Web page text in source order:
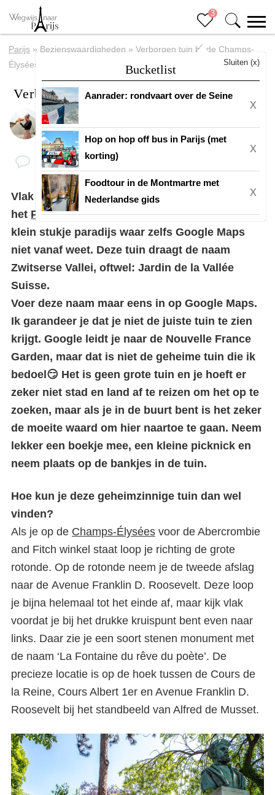
3
Bucketlist
Sluiten (x)
Aanrader: rondvaart over de Seine
X
Hop on hop off bus in Parijs (met
korting)
X
Foodtour in de Montmartre met
Nederlandse gids
X
Parijs » Bezienswaardigheden » Verborgen tuin bij de Champs-
Élysées
Verborgen tuin bij de Champs-Élysées
DoorEline
Vlak bij deChamps-Élyséesen in de buurt van
het Palais de la Découvertebevindt zich een
klein stukje paradijs waar zelfs Google Maps
niet vanaf weet. Deze tuin draagt de naam
Zwitserse Vallei, oftwel: Jardin de la Vallée
Suisse.
Voer deze naam maar eens in op Google Maps.
Ik garandeer je dat je niet de juiste tuin te zien
krijgt. Google leidt je naar de Nouvelle France
Garden, maar dat is niet de geheime tuin die ik
bedoel😏 Het is geen grote tuin en je hoeft er
zeker niet stad en land af te reizen om het op te
zoeken, maar als je in de buurt bent is het zeker
de moeite waard om hier naartoe te gaan. Neem
lekker een boekje mee, een kleine picknick en
neem plaats op de bankjes in de tuin.
Hoe kun je deze geheimzinnige tuin dan wel
vinden?
Als je op de Champs-Élysées voor de Abercrombie
and Fitch winkel staat loop je richting de grote
rotonde. Op de rotonde neem je de tweede afslag
naar de Avenue Franklin D. Roosevelt. Deze loop
je bijna helemaal tot het einde af, maar kijk vlak
voordat je bij het drukke kruispunt bent even naar
links. Daar zie je een soort stenen monument met
de naam ‘La Fontaine du rêve du poète’. De
precieze locatie is op de hoek tussen de Cours de
la Reine, Cours Albert 1er en Avenue Franklin D.
Roosevelt bij het standbeeld van Alfred de Musset.